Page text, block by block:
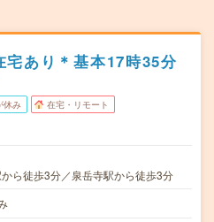
あり＊基本17時35分
休み 在宅・リモート
ら徒歩3分／泉岳寺駅から徒歩3分